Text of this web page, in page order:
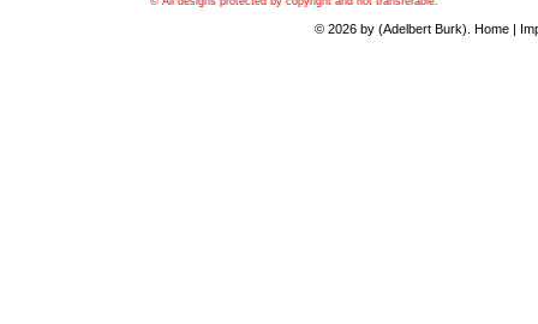
© 2026 by (Adelbert Burk). Home|